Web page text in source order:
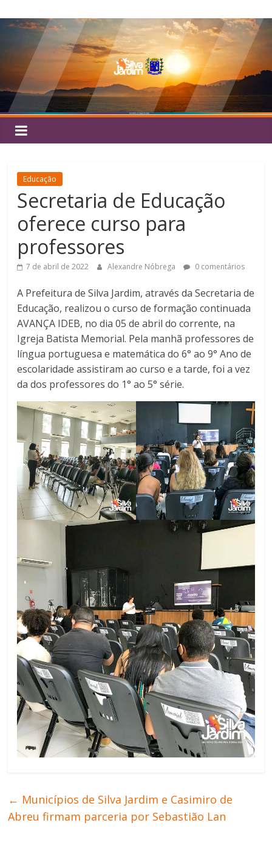
para
conteúdo
Silva
Jardim
Educação
Secretaria de Educação
oferece curso para
professores
7 de abril de 2022 Alexandre Nóbrega 0 comentários
A Prefeitura de Silva Jardim, através da Secretaria de
Educação, realizou o curso de formação continuada
AVANÇA IDEB, no dia 05 de abril do corrente, na
Igreja Batista Memorial. Pela manhã professores de
língua portuguesa e matemática do 6° ao 9° Ano de
escolaridade assistiram ao curso e a tarde, foi a vez
da dos professores do 1° ao 5° série.
← Municípios de Silva Jardim e Casimiro de
Abreu firmam parceria por Sebastião Lan